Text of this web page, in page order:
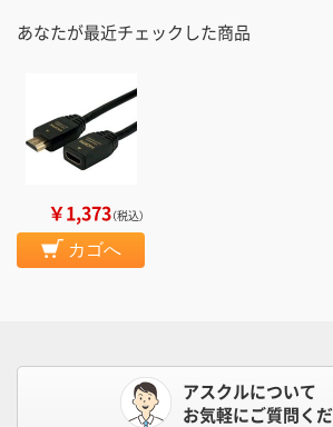
あなたが最近チェックした商品
￥1,373（税込）
カゴへ
アスクルについて
お気軽にご質問くだ